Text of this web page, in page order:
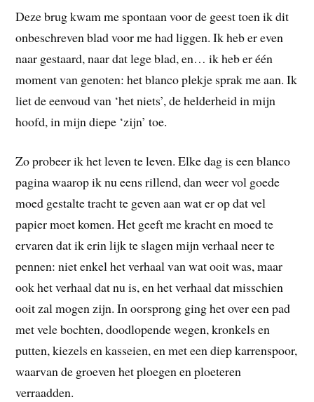
Deze brug kwam me spontaan voor de geest toen ik dit
onbeschreven blad voor me had liggen. Ik heb er even
naar gestaard, naar dat lege blad, en… ik heb er één
moment van genoten: het blanco plekje sprak me aan. Ik
liet de eenvoud van ‘het niets’, de helderheid in mijn
hoofd, in mijn diepe ‘zijn’ toe.
Zo probeer ik het leven te leven. Elke dag is een blanco
pagina waarop ik nu eens rillend, dan weer vol goede
moed gestalte tracht te geven aan wat er op dat vel
papier moet komen. Het geeft me kracht en moed te
ervaren dat ik erin lijk te slagen mijn verhaal neer te
pennen: niet enkel het verhaal van wat ooit was, maar
ook het verhaal dat nu is, en het verhaal dat misschien
ooit zal mogen zijn. In oorsprong ging het over een pad
met vele bochten, doodlopende wegen, kronkels en
putten, kiezels en kasseien, en met een diep karrenspoor,
waarvan de groeven het ploegen en ploeteren
verraadden.